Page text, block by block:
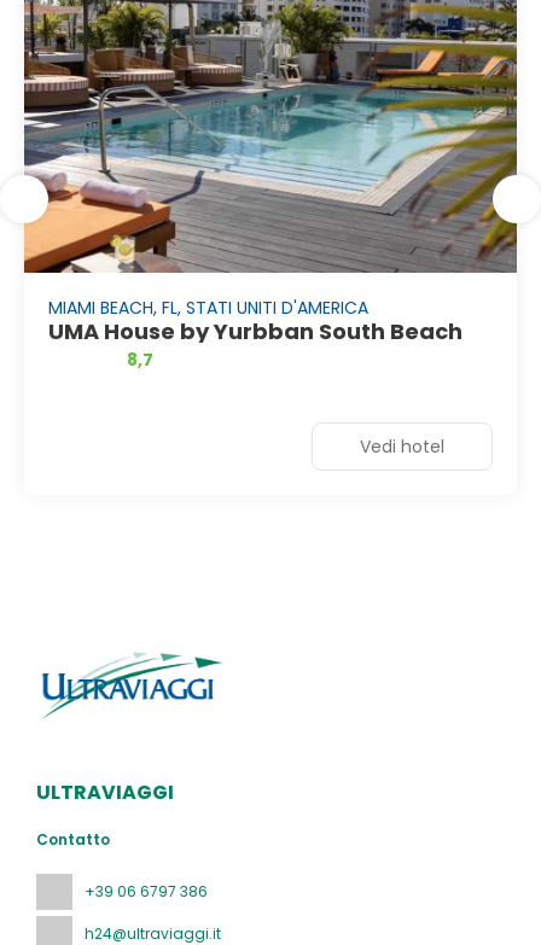
MIAMI BEACH, FL, STATI UNITI D'AMERICA
UMA House by Yurbban South Beach
8,7
Vedi hotel
ULTRAVIAGGI
Contatto
+39 06 6797 386
h24@ultraviaggi.it